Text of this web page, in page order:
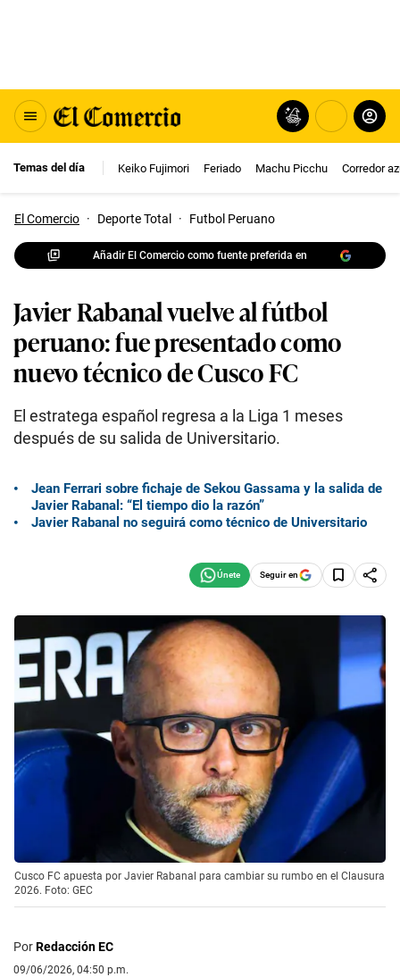
Temas del día Keiko Fujimori Feriado Machu Picchu Corredor
El Comercio · Deporte Total · Futbol Peruano
Añadir El Comercio como fuente preferida en
Javier Rabanal vuelve al fútbol
peruano: fue presentado como
nuevo técnico de Cusco FC
El estratega español regresa a la Liga 1 meses
después de su salida de Universitario.
Jean Ferrari sobre fichaje de Sekou Gassama y la salida de
Javier Rabanal: “El tiempo dio la razón”
Javier Rabanal no seguirá como técnico de Universitario
Seguir en
Cusco FC apuesta por Javier Rabanal para cambiar su rumbo en el Clausura
2026. Foto: GEC
PorRedacción EC
09/06/2026, 04:50 p.m.